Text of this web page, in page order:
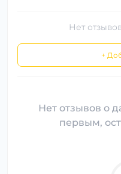
Нет
+
Нет отзывов о
первым,